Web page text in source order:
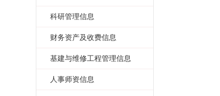
科研管理信息
财务资产及收费信息
基建与维修工程管理信息
人事师资信息